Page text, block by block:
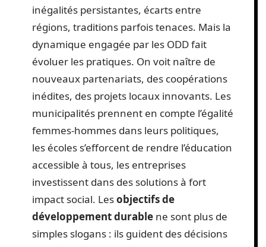
inégalités persistantes, écarts entre
régions, traditions parfois tenaces. Mais la
dynamique engagée par les ODD fait
évoluer les pratiques. On voit naître de
nouveaux partenariats, des coopérations
inédites, des projets locaux innovants. Les
municipalités prennent en compte l’égalité
femmes-hommes dans leurs politiques,
les écoles s’efforcent de rendre l’éducation
accessible à tous, les entreprises
investissent dans des solutions à fort
impact social. Lesobjectifs de
développement durable ne sont plus de
simples slogans : ils guident des décisions